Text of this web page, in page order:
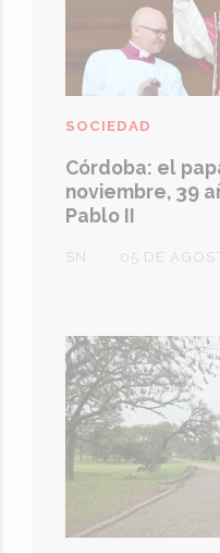
Córdoba: el
noviembre, 39
Pablo II
SN
SOCIEDAD
05 DE